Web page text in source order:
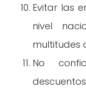
Evitar las
nivel
multitudes
No